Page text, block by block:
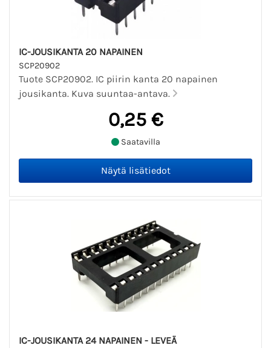
IC-JOUSIKANTA 20 NAPAINEN
SCP20902
Tuote SCP20902. IC piirin kanta 20 napainen
jousikanta. Kuva suuntaa-antava.
0,25 €
Saatavilla
IC-JOUSIKANTA 24 NAPAINEN - LEVEÄ